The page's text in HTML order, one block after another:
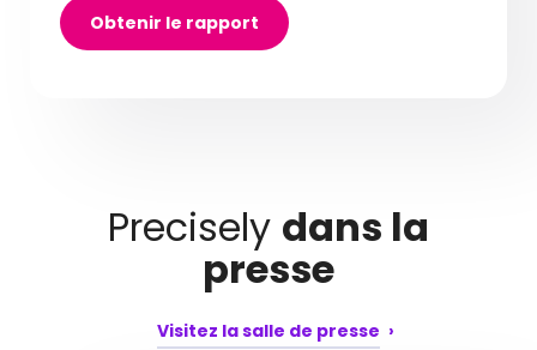
Obtenir le rapport
Precisely dans la
presse
Visitez la salle de presse